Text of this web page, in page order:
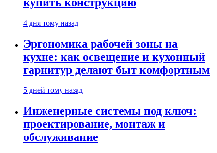
4 дня тому назад
Эргономика рабочей зоны на
кухне: как освещение и кухонный
гарнитур делают быт комфортным
5 дней тому назад
Инженерные системы под ключ:
проектирование, монтаж и
обслуживание